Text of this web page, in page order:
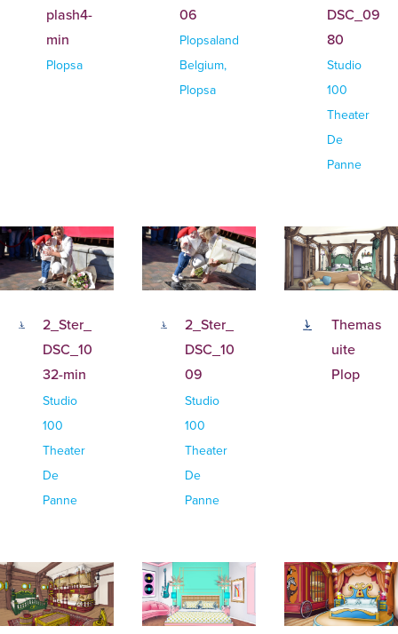
plash4-
min
Plopsa
06
Plopsaland
Belgium,
Plopsa
DSC_09
80
Studio
100
Theater
De
Panne
2_Ster_
DSC_10
32-min
Studio
100
Theater
De
Panne
2_Ster_
DSC_10
09
Studio
100
Theater
De
Panne
Themas
uite
Plop